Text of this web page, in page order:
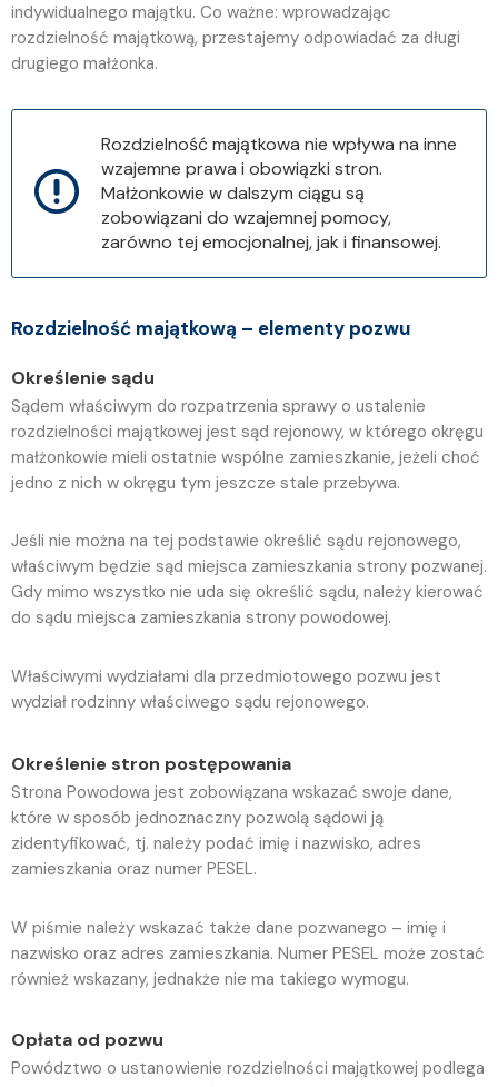
indywidualnego majątku. Co ważne: wprowadzając
rozdzielność majątkową, przestajemy odpowiadać za długi
drugiego małżonka.
Rozdzielność majątkowa nie wpływa na inne
wzajemne prawa i obowiązki stron.
Małżonkowie w dalszym ciągu są
zobowiązani do wzajemnej pomocy,
zarówno tej emocjonalnej, jak i finansowej.
Rozdzielność majątkową – elementy pozwu
Określenie sądu
Sądem właściwym do rozpatrzenia sprawy o ustalenie
rozdzielności majątkowej jest sąd rejonowy, w którego okręgu
małżonkowie mieli ostatnie wspólne zamieszkanie, jeżeli choć
jedno z nich w okręgu tym jeszcze stale przebywa.
Jeśli nie można na tej podstawie określić sądu rejonowego,
właściwym będzie sąd miejsca zamieszkania strony pozwanej.
Gdy mimo wszystko nie uda się określić sądu, należy kierować
do sądu miejsca zamieszkania strony powodowej.
Właściwymi wydziałami dla przedmiotowego pozwu jest
wydział rodzinny właściwego sądu rejonowego.
Określenie stron postępowania
Strona Powodowa jest zobowiązana wskazać swoje dane,
które w sposób jednoznaczny pozwolą sądowi ją
zidentyfikować, tj. należy podać imię i nazwisko, adres
zamieszkania oraz numer PESEL.
W piśmie należy wskazać także dane pozwanego – imię i
nazwisko oraz adres zamieszkania. Numer PESEL może zostać
również wskazany, jednakże nie ma takiego wymogu.
Opłata od pozwu
Powództwo o ustanowienie rozdzielności majątkowej podlega